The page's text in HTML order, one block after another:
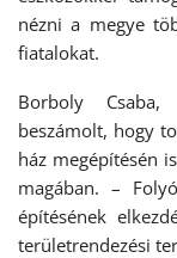
nézni a megye
fiatalokat.
Borboly
beszámolt, hogy
ház megépítésén
magában. –
építésének
területrendezési